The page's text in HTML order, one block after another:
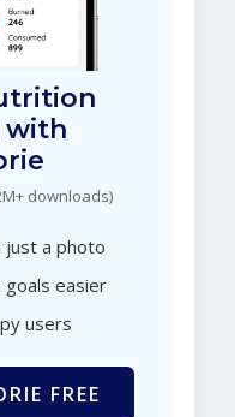
with
downloads)
just a photo
easier
users
FREE